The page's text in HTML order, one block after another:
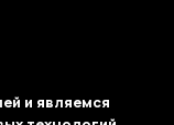
и являемся